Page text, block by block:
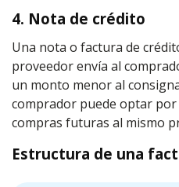
4. Nota de crédito
Una nota o factura de
proveedor envía al
un monto menor al
comprador puede optar
compras futuras al mismo
Estructura de una